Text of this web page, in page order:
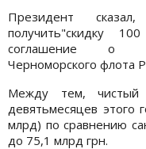
Президент
получить"скидку
соглашение о
Черноморского флота
Между тем, чистый
девятьмесяцев этого
млрд) по сравнению
до 75,1 млрд грн.